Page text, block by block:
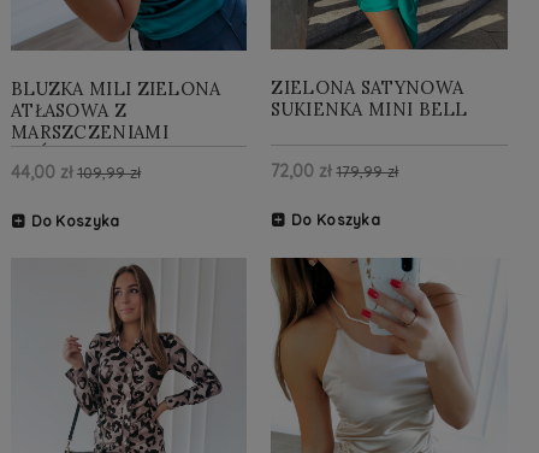
BLUZKA MILI ZIELONA
ATŁASOWA Z
MARSZCZENIAMI
KRÓTKA
44,00 zł 109,99 zł
Do Koszyka
ZIELONA SATYNOWA
SUKIENKA MINI BELL
72,00 zł 179,99 zł
Do Koszyka